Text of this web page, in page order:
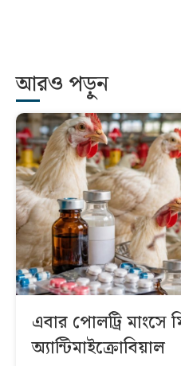
আরও পড়ুন
এবার পোলট্রি মাংসে
অ্যান্টিমাইক্রোবিয়াল